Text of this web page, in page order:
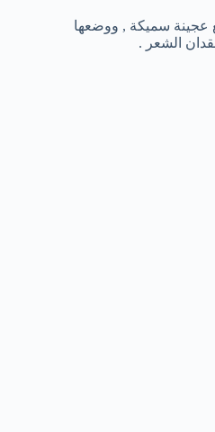
عجينة سميكة , ووضعها
الشعر .